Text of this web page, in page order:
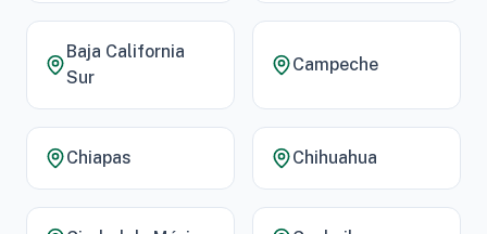
Baja California
Sur
Campeche
Chiapas Chihuahua